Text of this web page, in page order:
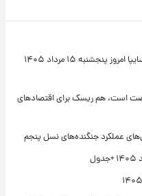
تغییر تند قیمت محصولات ایران‌خودرو و سایپا امروز پنجشنبه ۱۵ مرداد ۱۴۰۵
است، هم ریسک برای اقتصادهای